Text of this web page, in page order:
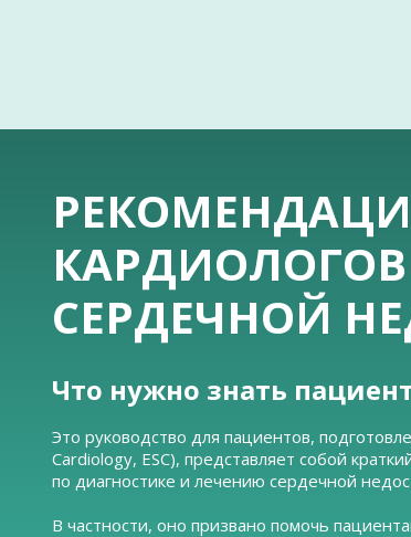
КАРДИОЛОГОВ
СЕРДЕЧНОЙ
Что нужно знать
Это руководство для пациентов,
Cardiology, ESC), представляет собой
по диагностике и лечению сердечной
В частности, оно призвано помочь